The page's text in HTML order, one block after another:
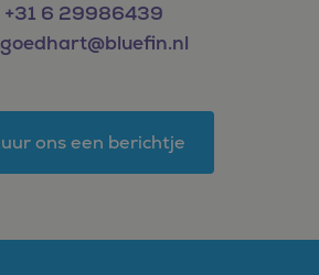
+31 6 29986439
ons een berichtje